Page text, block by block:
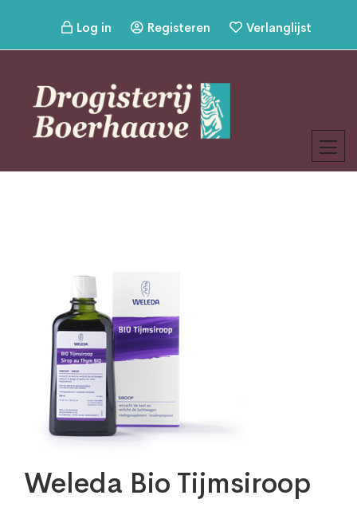
Log in Registeren Verlanglijst
Weleda Bio Tijmsiroop